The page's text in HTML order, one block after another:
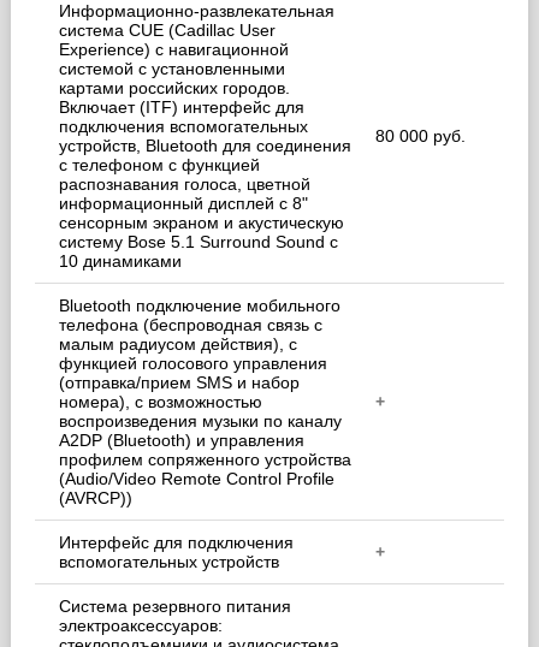
Информационно-развлекательная
система CUE (Cadillac User
Experience) с навигационной
системой с установленными
картами российских городов.
Включает (ITF) интерфейс для
подключения вспомогательных
устройств, Bluetooth для соединения
с телефоном с функцией
распознавания голоса, цветной
информационный дисплей с 8"
сенсорным экраном и акустическую
систему Bose 5.1 Surround Sound с
10 динамиками
80 000 руб.
Bluetooth подключение мобильного
телефона (беспроводная связь с
малым радиусом действия), с
функцией голосового управления
(отправка/прием SMS и набор
номера), с возможностью
воспроизведения музыки по каналу
A2DP (Bluetooth) и управления
профилем сопряженного устройства
(Audio/Video Remote Control Profile
(AVRCP))
+
Интерфейс для подключения
вспомогательных устройств
+
Система резервного питания
электроаксессуаров: